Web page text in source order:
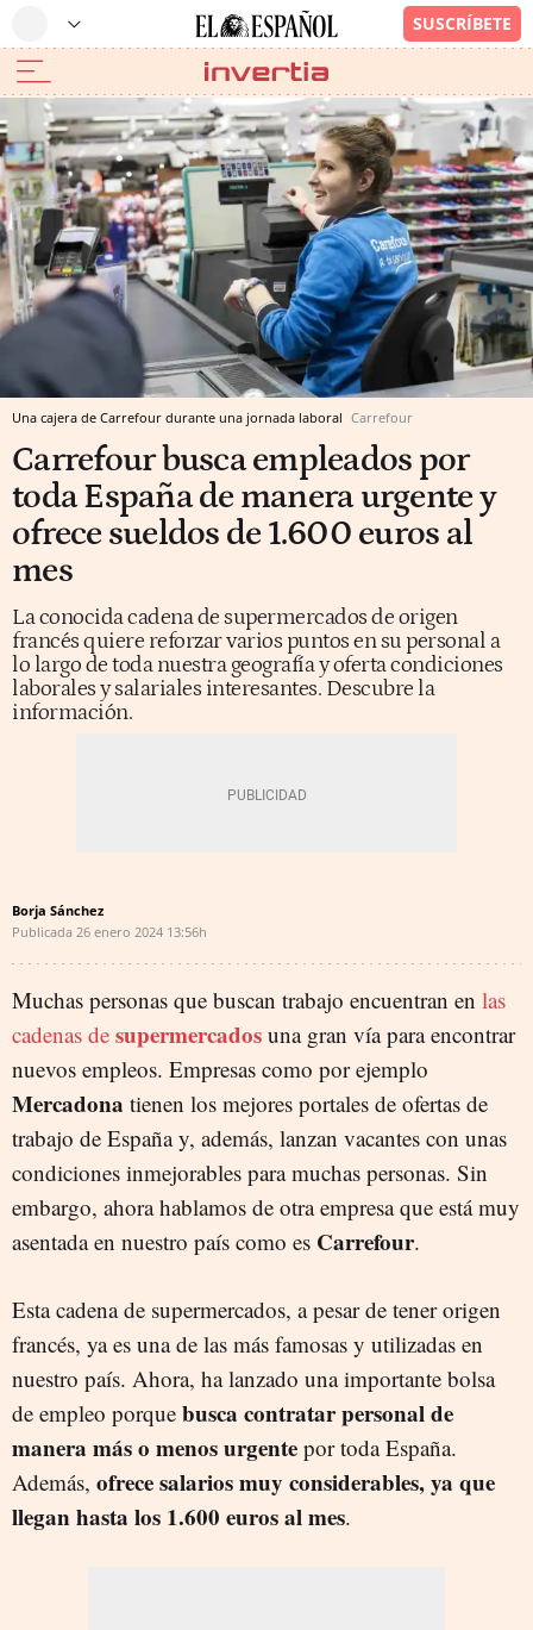
Una cajera de Carrefour durante una jornada laboral Carrefour
Carrefour busca empleados por
toda España de manera urgente y
ofrece sueldos de 1.600 euros al
mes
La conocida cadena de supermercados de origen
francés quiere reforzar varios puntos en su personal a
lo largo de toda nuestra geografía y oferta condiciones
laborales y salariales interesantes. Descubre la
información.
Borja Sánchez
Publicada 26 enero 2024 13:56h
Muchas personas que buscan trabajo encuentran en las
cadenas de supermercados una gran vía para encontrar
nuevos empleos. Empresas como por ejemplo
Mercadona tienen los mejores portales de ofertas de
trabajo de España y, además, lanzan vacantes con unas
condiciones inmejorables para muchas personas. Sin
embargo, ahora hablamos de otra empresa que está muy
asentada en nuestro país como es Carrefour.
Esta cadena de supermercados, a pesar de tener origen
francés, ya es una de las más famosas y utilizadas en
nuestro país. Ahora, ha lanzado una importante bolsa
de empleo porque busca contratar personal de
manera más o menos urgente por toda España.
Además, ofrece salarios muy considerables, ya que
llegan hasta los 1.600 euros al mes.